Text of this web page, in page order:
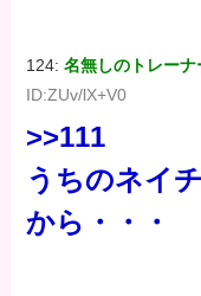
124:名無しのトレーナ
ID:ZUv/lX+V0
>>111
うちのネイ
から・・・